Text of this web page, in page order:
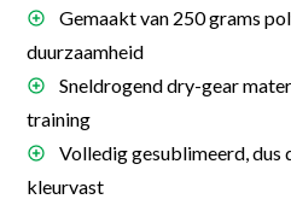
Gemaakt van 250 grams
duurzaamheid
Sneldrogend dry-gear
training
Volledig gesublimeerd,
kleurvast